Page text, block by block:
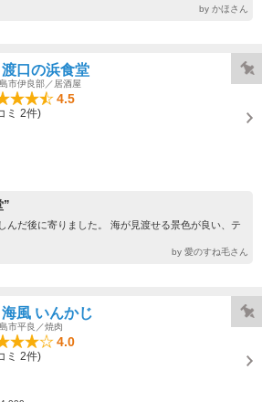
by かほさん
渡口の浜食堂
市伊良部／居酒屋
4.5
ミ 2件)
”
んだ後に寄りました。 海が見渡せる景色が良い、テ
by 愛のすね毛さん
海風 いんかじ
市平良／焼肉
4.0
ミ 2件)